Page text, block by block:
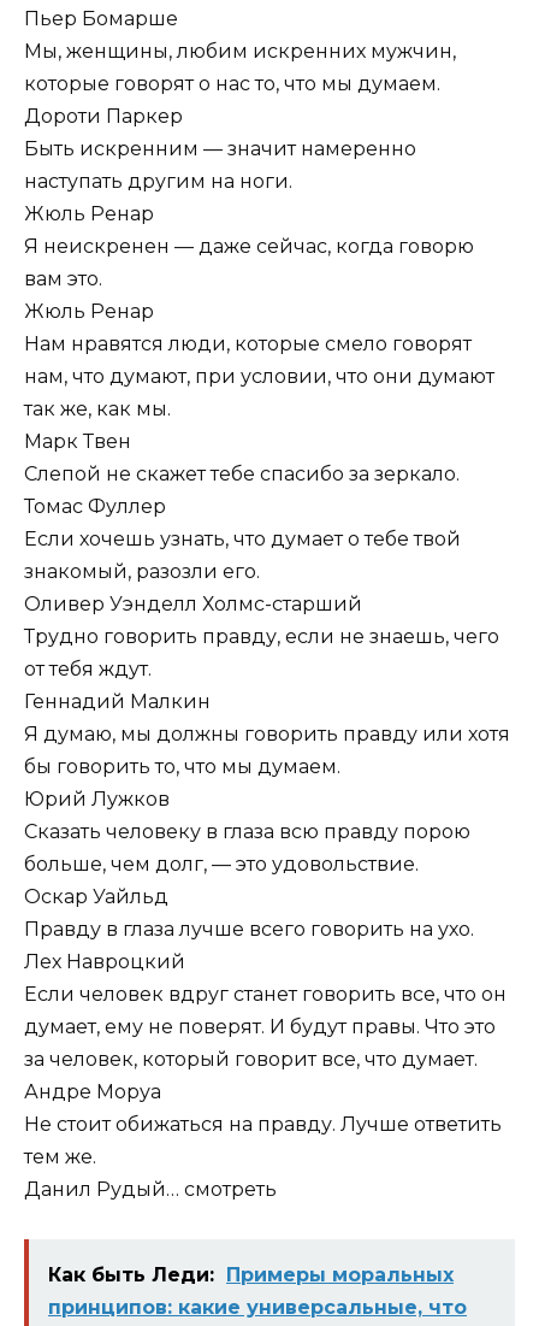
Пьер Бомарше
Мы, женщины, любим искренних мужчин,
которые говорят о нас то, что мы думаем.
Дороти Паркер
Быть искренним — значит намеренно
наступать другим на ноги.
Жюль Ренар
Я неискренен — даже сейчас, когда говорю
вам это.
Жюль Ренар
Нам нравятся люди, которые смело говорят
нам, что думают, при условии, что они думают
так же, как мы.
Марк Твен
Слепой не скажет тебе спасибо за зеркало.
Томас Фуллер
Если хочешь узнать, что думает о тебе твой
знакомый, разозли его.
Оливер Уэнделл Холмс-старший
Трудно говорить правду, если не знаешь, чего
от тебя ждут.
Геннадий Малкин
Я думаю, мы должны говорить правду или хотя
бы говорить то, что мы думаем.
Юрий Лужков
Сказать человеку в глаза всю правду порою
больше, чем долг, — это удовольствие.
Оскар Уайльд
Правду в глаза лучше всего говорить на ухо.
Лех Навроцкий
Если человек вдруг станет говорить все, что он
думает, ему не поверят. И будут правы. Что это
за человек, который говорит все, что думает.
Андре Моруа
Не стоит обижаться на правду. Лучше ответить
тем же.
Данил Рудый… смотреть
Как быть Леди: Примеры моральных
принципов: какие универсальные, что